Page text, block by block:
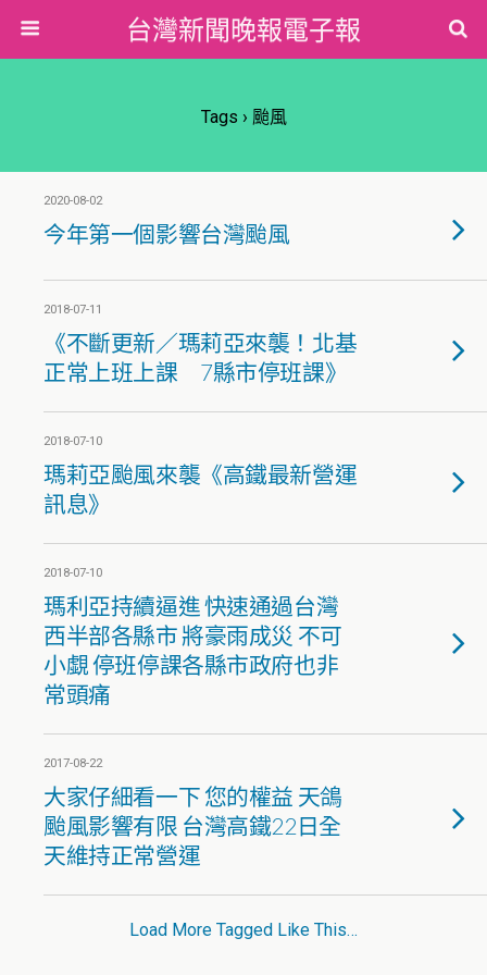
台灣新聞晚報電子報
Tags › 颱風
2020-08-02
今年第一個影響台灣颱風
2018-07-11
《不斷更新／瑪莉亞來襲！北基
正常上班上課 7縣市停班課》
2018-07-10
瑪莉亞颱風來襲《高鐵最新營運
訊息》
2018-07-10
瑪利亞持續逼進 快速通過台灣
西半部各縣市 將豪雨成災 不可
小覷 停班停課各縣市政府也非
常頭痛
2017-08-22
大家仔細看一下 您的權益 天鴿
颱風影響有限 台灣高鐵22日全
天維持正常營運
Load More Tagged Like This…